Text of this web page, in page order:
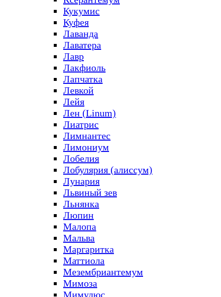
Кукумис
Куфея
Лаванда
Лаватера
Лавр
Лакфиоль
Лапчатка
Левкой
Лейя
Лен (Linum)
Лиатрис
Лимнантес
Лимониум
Лобелия
Лобулярия (алиссум)
Лунария
Львиный зев
Льнянка
Люпин
Малопа
Мальва
Маргаритка
Маттиола
Мезембриантемум
Мимоза
Мимулюс